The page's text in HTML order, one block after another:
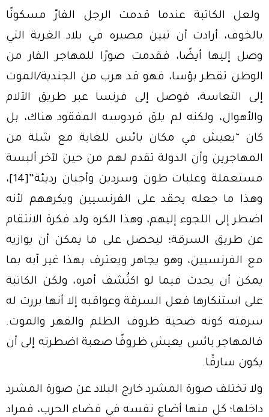
ولعل الكاتبة عندما قدمت الرجل الفارّ مسكونًا
بالخوف، أرادت أن تبين مصيره في بلاد الغربة التي
وصل إليها أيضًا، فقدمت صورًا للمهاجر الفار من
الوطن تقطر بؤسا، فهو قد هرب من الجندية/الموت
إلى التعاسة، فوصل إلى فرنسا عبر طريق الآلام
والأهوال، ولكنه لم يلق فردوسه المفقود هناك، بل
كان “يعيش في مكان بائس للغاية مع شلة من
المهاجرين وأن الدولة تقدم لهم من حين لآخر ألبسة
مستعملة وعلبات طون وسردين وأجبان رديئة”
،
وهذا ما جعله يحقد على الفرنسيين ويكرههم لأنه
اضطر إلى اللجوء إليهم، وهذا الكره ولد فكرة الانتقام
عن طريق السرقة؛ ليحصل على ما يمكن أن يوازيه
مع الفرنسيين، وهو يجاهر ويعترف بهذا غير آبه بما
يمكن أن يحدث فيما لو اكتُشف أمره، ولكن الكاتبة
على استنكارها فعل السرقة وعواقبه إلا أنها بررت له
سرقته كونه ضحية ظروف الظلم والقهر والموت.
فالمهاجر بائس يعيش ظروفًا صعبة اضطرته إلى أن
يكون سارقًا.
ولا تختلف صورة المشرد خارج البلاد عن صورة المشرد
داخلها؛ كل منها أضاع نفسه في فضاء الحرب، فمراد